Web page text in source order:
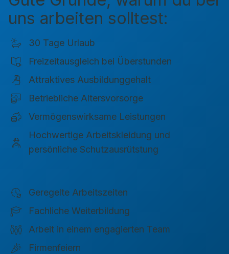
uns arbeiten solltest:
30 Tage Urlaub
Freizeitausgleich bei Überstunden
Attraktives Ausbildunggehalt
Betriebliche Altersvorsorge
Vermögenswirksame Leistungen
Hochwertige Arbeitskleidung und
persönliche Schutzausrütstung
Geregelte Arbeitszeiten
Fachliche Weiterbildung
Arbeit in einem engagierten Team
Firmenfeiern